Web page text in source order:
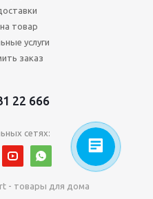
товар
услуги
заказ
22 666
сетях:
- товары для дома